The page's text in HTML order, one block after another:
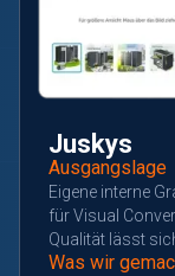
Juskys
Ausgangslage
Eigene interne
für Visual
Qualität lässt
Was wir